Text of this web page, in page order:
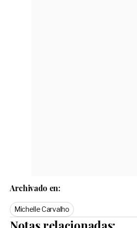
Archivado en:
Michelle Carvalho